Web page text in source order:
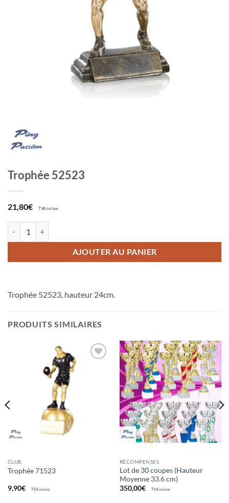
Trophée 52523
21,80€ TVA incluse
AJOUTER AU PANIER
Trophée 52523, hauteur 24cm.
PRODUITS SIMILAIRES
CLUB
Trophée 71523
9,90€ TVA incluse
Ajouter
aux
souhaits
RÉCOMPENSES
Lot de 30 coupes (Hauteur
Moyenne 33.6 cm)
350,00€ TVA incluse